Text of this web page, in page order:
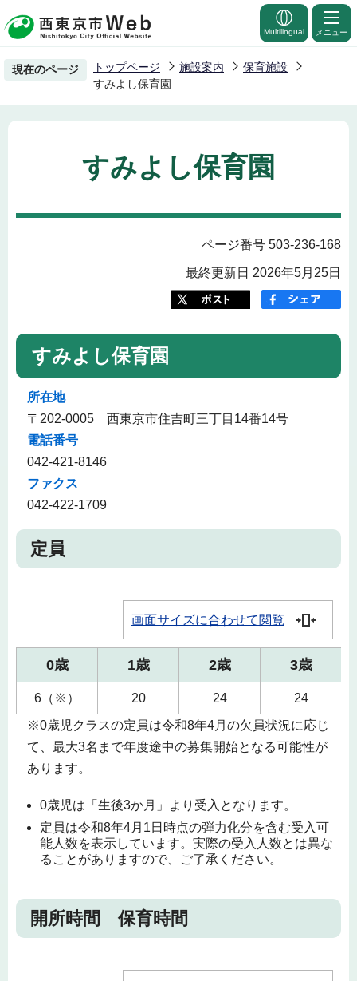
の
ー
Multilingual メニュー
現在のページ トップページ 施設案内
保育施設
すみよし保育園
すみよし保育園
ページ番号 503-236-168
最終更新日 2026年5月25日
すみよし保育園
所在地
〒202-0005 西東京市住吉町三丁目14番14号
電話番号
042-421-8146
ファクス
042-422-1709
定員
画面サイズに合わせて閲覧
0歳 1歳 2歳 3歳
6（※） 20 24
24
※0歳児クラスの定員は令和8年4月の欠員状況に応じ
て、最大3名まで年度途中の募集開始となる可能性が
あります。
0歳児は「生後3か月」より受入となります。
定員は令和8年4月1日時点の弾力化分を含む受入可
能人数を表示しています。実際の受入人数とは異な
ることがありますので、ご了承ください。
開所時間 保育時間